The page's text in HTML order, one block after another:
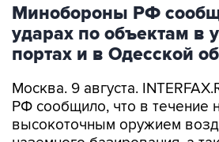
Минобороны РФ
ударах по объектам в
портах и в Одесской
Москва. 9 августа.
РФ сообщило, что в течение
высокоточным оружием